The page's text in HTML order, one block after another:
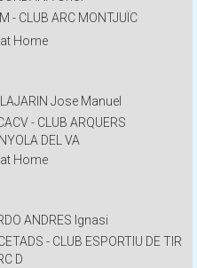
- CLUB ARC MONTJUÏC
Home
Jose Manuel
- CLUB ARQUERS
DEL VA
Home
ANDRES Ignasi
- CLUB ESPORTIU DE TIR
D